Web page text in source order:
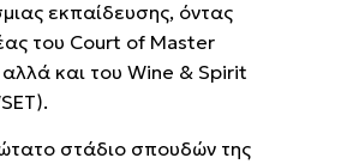
εκπαίδευσης, όντας
του Court of Master
και του Wine & Spirit
στάδιο σπουδών της